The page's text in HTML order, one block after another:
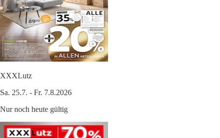
XXXLutz
Sa. 25.7. - Fr. 7.8.2026
Nur noch heute gültig